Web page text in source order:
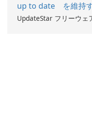
up to date を維持
UpdateStar フリーウェ